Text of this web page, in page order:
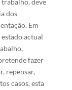
deve
dos
Em
actual
fazer
repensar,
casos, esta